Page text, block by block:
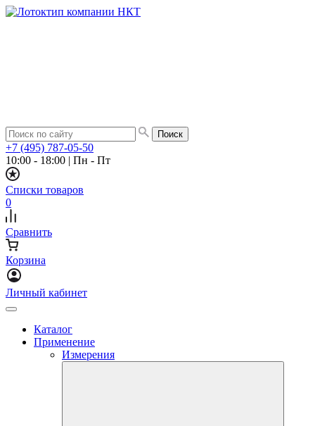
+7 (495) 787-05-50
10:00 - 18:00 | Пн - Пт
Списки товаров
0
Сравнить
Корзина
Личный кабинет
Каталог
Применение
Измерения